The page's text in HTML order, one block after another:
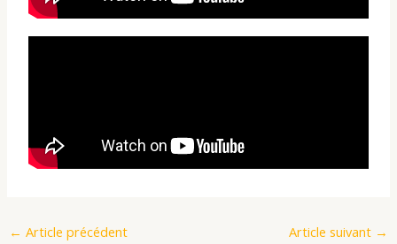
← Article précédent Article suivant →